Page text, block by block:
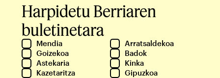
Harpidetu Berriaren
buletinetara
Mendia
Arratsaldekoa
Goizekoa
Badok
Astekaria
Kinka
Kazetaritza
Gipuzkoa